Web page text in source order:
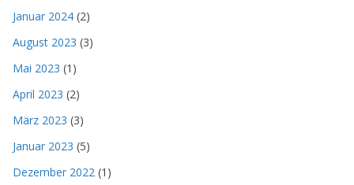
Januar 2024 (2)
August 2023 (3)
Mai 2023 (1)
April 2023 (2)
März 2023 (3)
Januar 2023 (5)
Dezember 2022 (1)